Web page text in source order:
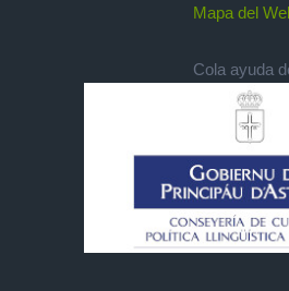
Mapa del
Cola ayuda